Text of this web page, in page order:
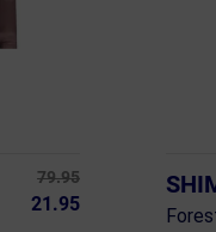
79.95
21.95